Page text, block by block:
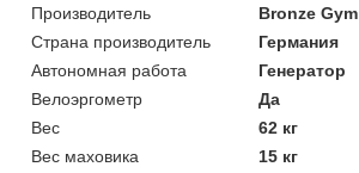
Производитель
Bronze Gym
Страна производитель
Германия
Автономная работа
Генератор
Велоэргометр
Да
Вес
62 кг
Вес маховика
15 кг